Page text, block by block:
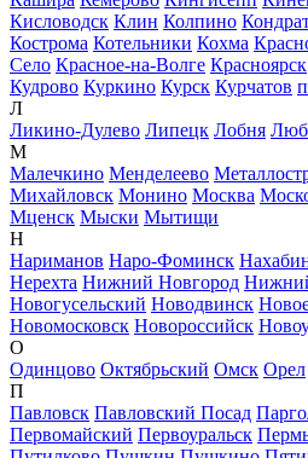
Кисловодск Клин Колпино
Кострома Котельники Кохма
Село Красное-на-Волге Красноярск
Кудрово Куркино Курск Курчатов
Л
Ликино-Дулево Липецк Лобня
М
Малечкино Менделеево
Михайловск Монино Москва
Мценск Мыски Мытищи
Н
Нариманов Наро-Фоминск
Нерехта Нижний Новгород
Новогусельский Новодвинск
Новомосковск Новороссийск
О
Одинцово Октябрьский Омск Орел
П
Павловск Павловский Посад
Первомайский Первоуральск